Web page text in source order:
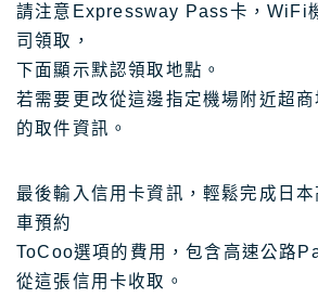
請注意Expressway Pass卡，WiFi
司領取，
下面顯示默認領取地點。
若需要更改從這邊指定機場附近超
的取件資訊。
最後輸入信用卡資訊，輕鬆完成日
車預約
ToCoo選項的費用，包含高速公路
從這張信用卡收取。